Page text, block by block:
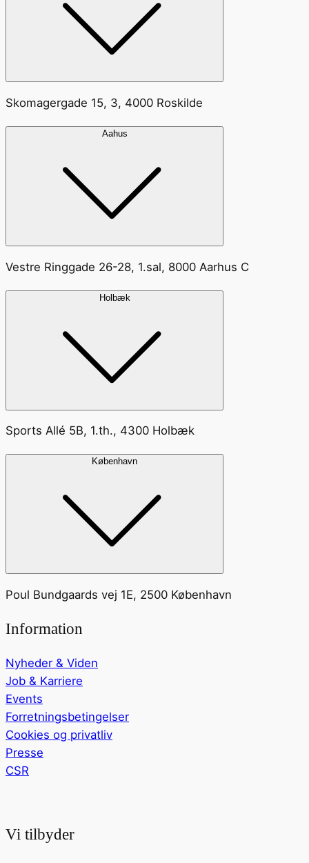
Skomagergade 15, 3, 4000 Roskilde
Aahus
Vestre Ringgade 26-28, 1.sal, 8000 Aarhus C
Holbæk
Sports Allé 5B, 1.th., 4300 Holbæk
København
Poul Bundgaards vej 1E, 2500 København
Information
Nyheder & Viden
Job & Karriere
Events
Forretningsbetingelser
Cookies og privatliv
Presse
CSR
Vi tilbyder